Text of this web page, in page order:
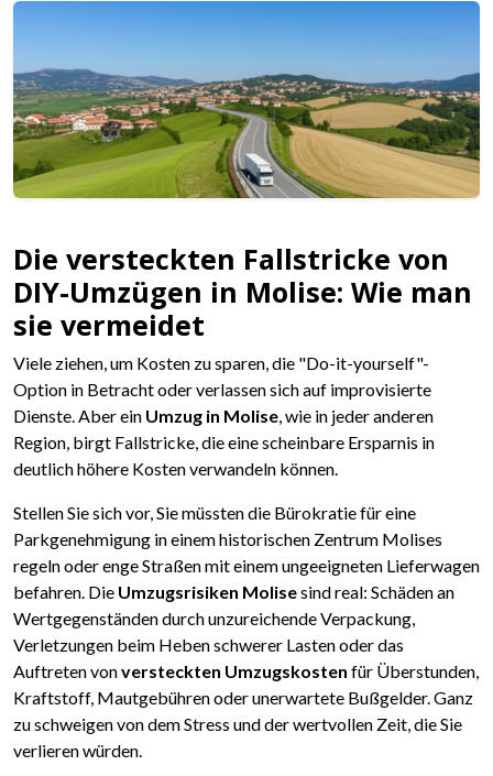
Die versteckten Fallstricke von
DIY-Umzügen in Molise: Wie man
sie vermeidet
Viele ziehen, um Kosten zu sparen, die "Do-it-yourself"-
Option in Betracht oder verlassen sich auf improvisierte
Dienste. Aber ein Umzug in Molise, wie in jeder anderen
Region, birgt Fallstricke, die eine scheinbare Ersparnis in
deutlich höhere Kosten verwandeln können.
Stellen Sie sich vor, Sie müssten die Bürokratie für eine
Parkgenehmigung in einem historischen Zentrum Molises
regeln oder enge Straßen mit einem ungeeigneten Lieferwagen
befahren. Die Umzugsrisiken Molisesind real: Schäden an
Wertgegenständen durch unzureichende Verpackung,
Verletzungen beim Heben schwerer Lasten oder das
Auftreten vonversteckten Umzugskosten für Überstunden,
Kraftstoff, Mautgebühren oder unerwartete Bußgelder. Ganz
zu schweigen von dem Stress und der wertvollen Zeit, die Sie
verlieren würden.